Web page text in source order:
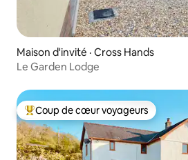
Maison d'invité · Cross Hands
Le Garden Lodge
Coup de cœur voyageurs parmi les
Coup de cœur voyageurs